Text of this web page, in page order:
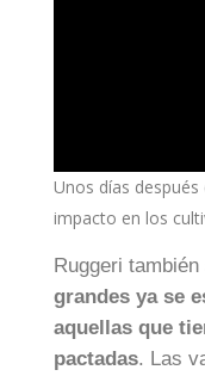
Unos días
impacto en los
Ruggeri
grandes ya se
aquellas que
pactadas. Las